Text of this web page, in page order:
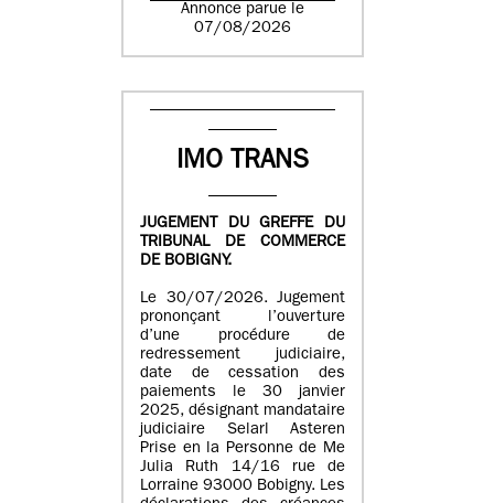
Annonce parue le
07/08/2026
IMO TRANS
JUGEMENT DU GREFFE DU
TRIBUNAL DE COMMERCE
DE BOBIGNY.
Le 30/07/2026. Jugement
prononçant l’ouverture
d’une procédure de
redressement judiciaire,
date de cessation des
paiements le 30 janvier
2025, désignant mandataire
judiciaire Selarl Asteren
Prise en la Personne de Me
Julia Ruth 14/16 rue de
Lorraine 93000 Bobigny. Les